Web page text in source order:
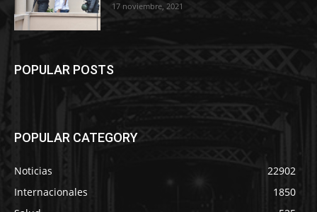
17 noviembre, 2021
POPULAR POSTS
POPULAR CATEGORY
Noticias
22902
Internacionales
1850